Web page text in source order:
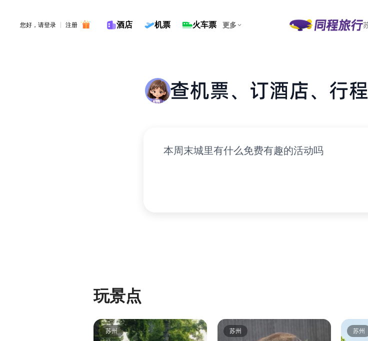
您好，请登录 注册 酒店 机票 火车票 更多
输入旅行计划
玩景点
苏州 苏州 苏州